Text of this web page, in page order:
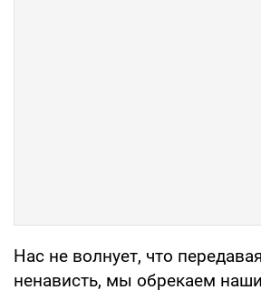
Нас не волнует, что
ненависть, мы обрекаем